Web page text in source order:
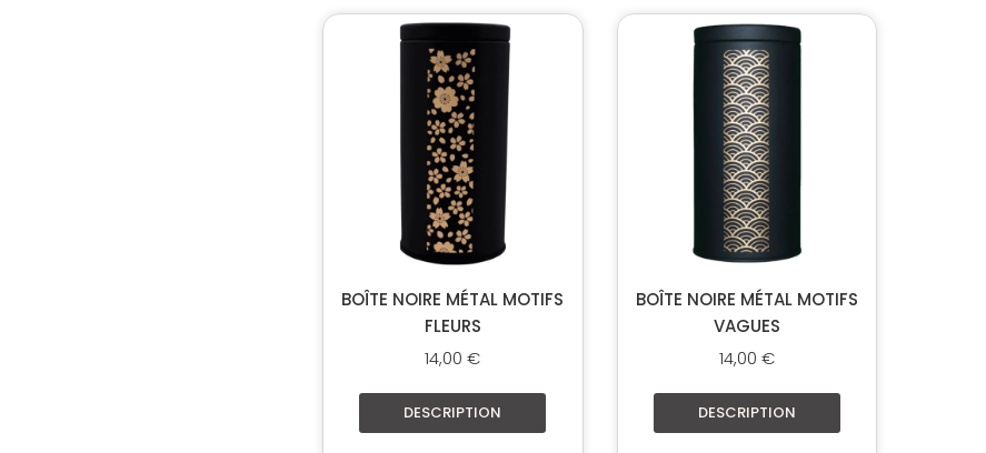
BOÎTE NOIRE MÉTAL MOTIFS
FLEURS
14,00€
DESCRIPTION
BOÎTE NOIRE MÉTAL MOTIFS
VAGUES
14,00 €
DESCRIPTION